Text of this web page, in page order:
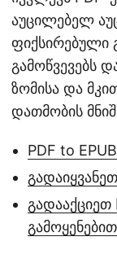
აუცილებელ
ფიქსირებული
გამოწვევებს
ზომისა და
დათმობის
PDF to
გადააქციეთ
გამოყენებით